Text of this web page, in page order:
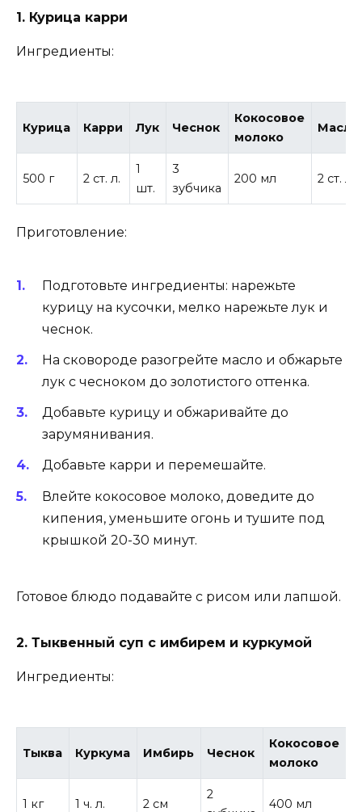
1. Курица карри
Ингредиенты:
Курица Карри Лук Чеснок
Кокосовое
молоко
Масло
500 г 2 ст. л.
1
шт.
3
зубчика
200 мл 2 ст. л.
Приготовление:
Подготовьте ингредиенты: нарежьте
курицу на кусочки, мелко нарежьте лук и
чеснок.
На сковороде разогрейте масло и обжарьте
лук с чесноком до золотистого оттенка.
Добавьте курицу и обжаривайте до
зарумянивания.
Добавьте карри и перемешайте.
Влейте кокосовое молоко, доведите до
кипения, уменьшите огонь и тушите под
крышкой 20-30 минут.
Готовое блюдо подавайте с рисом или лапшой.
2. Тыквенный суп с имбирем и куркумой
Ингредиенты:
Тыква Куркума Имбирь Чеснок
Кокосовое
молоко
1 кг 1 ч. л. 2 см
2
400 мл